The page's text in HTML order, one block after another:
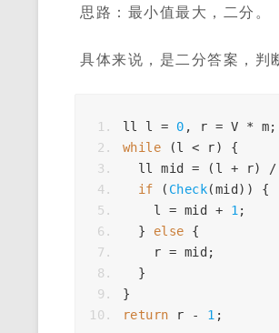
思路：最小值最大，二分。
具体来说，是二分答案，判
ll l = 0 , r = V * m;
while
(l < r) {
ll
mid = ( l + r) /
if
( Check(mid ))
{
l
= mid + 1 ;
}
else
{
r = mid ;
}
}
return
r - 1 ;